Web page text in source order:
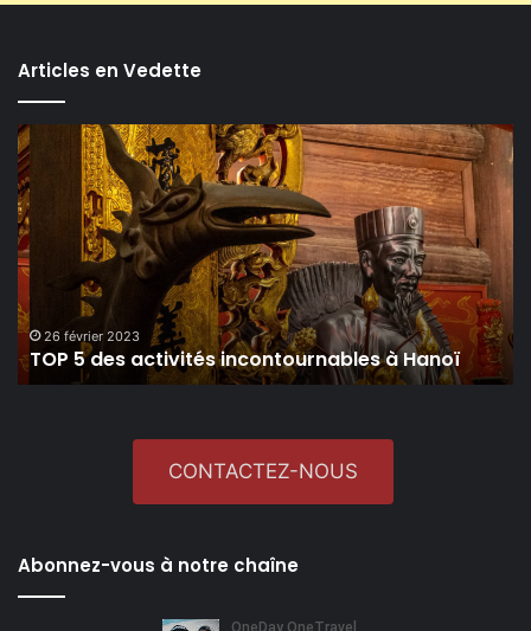
Articles en Vedette
TOP
5
des
activités
incontournables
à
26 février 2023
TOP 5 des activités incontournables à Hanoï
CONTACTEZ-NOUS
Abonnez-vous à notre chaîne